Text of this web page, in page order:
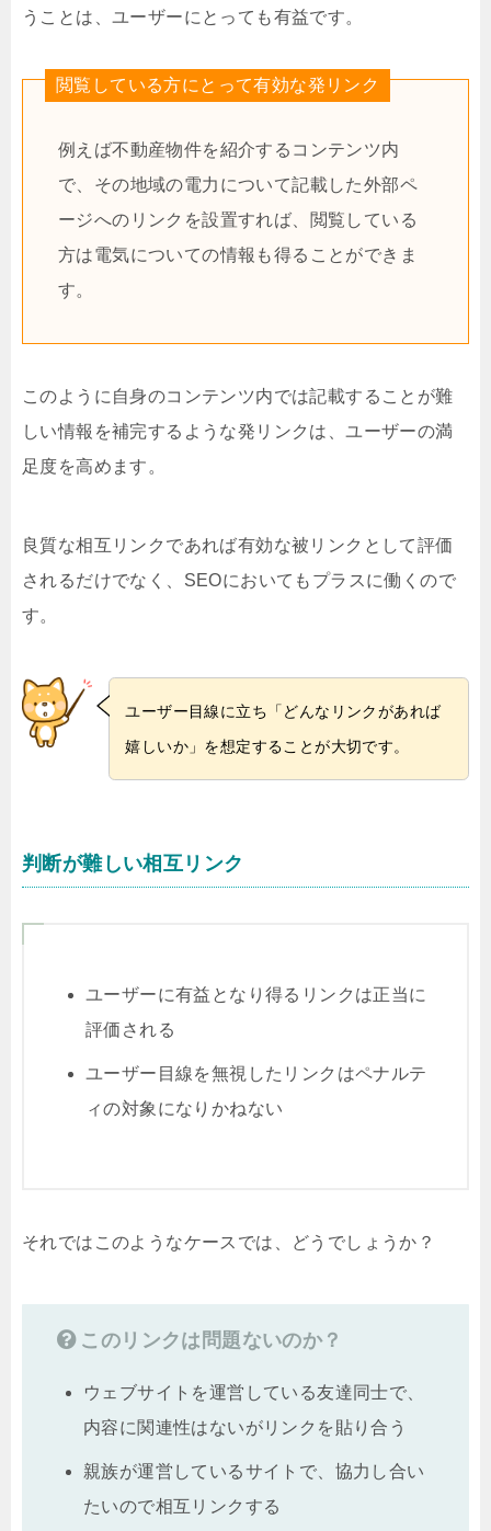
うことは、ユーザーにとっても有益です。
閲覧している方にとって有効な発リンク
例えば不動産物件を紹介するコンテンツ内
で、その地域の電力について記載した外部ペ
ージへのリンクを設置すれば、閲覧している
方は電気についての情報も得ることができま
す。
このように自身のコンテンツ内では記載することが難
しい情報を補完するような発リンクは、ユーザーの満
足度を高めます。
良質な相互リンクであれば有効な被リンクとして評価
されるだけでなく、SEOにおいてもプラスに働くので
す。
ユーザー目線に立ち「どんなリンクがあれば
嬉しいか」を想定することが大切です。
判断が難しい相互リンク
ユーザーに有益となり得るリンクは正当に
評価される
ユーザー目線を無視したリンクはペナルテ
ィの対象になりかねない
それではこのようなケースでは、どうでしょうか？
このリンクは問題ないのか？
ウェブサイトを運営している友達同士で、
内容に関連性はないがリンクを貼り合う
親族が運営しているサイトで、協力し合い
たいので相互リンクする